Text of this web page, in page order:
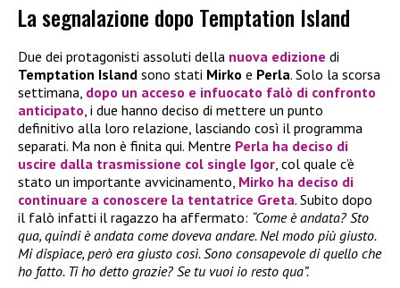
La segnalazione dopo Temptation Island
Due dei protagonisti assoluti della nuova edizione di
Temptation Island sono stati Mirko e Perla. Solo la scorsa
settimana, dopo un acceso e infuocato falò di confronto
anticipato, i due hanno deciso di mettere un punto
definitivo alla loro relazione, lasciando così il programma
separati. Ma non è finita qui. Mentre Perla ha deciso di
uscire dalla trasmissione col single Igor, col quale c’è
stato un importante avvicinamento, Mirko ha deciso di
continuare a conoscere la tentatrice Greta. Subito dopo
il falò infatti il ragazzo ha affermato: “Come è andata? Sto
qua, quindi è andata come doveva andare. Nel modo più giusto.
Mi dispiace, però era giusto così. Sono consapevole di quello che
ho fatto. Ti ho detto grazie? Se tu vuoi io resto qua”.